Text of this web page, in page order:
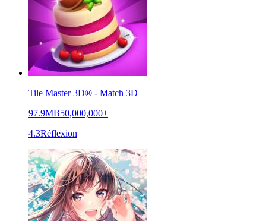
Tile Master 3D® - Match 3D
97.9MB50,000,000+
4.3Réflexion